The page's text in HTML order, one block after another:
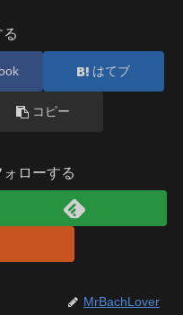
る
はてブ
コピー
ローする
MrBachLover